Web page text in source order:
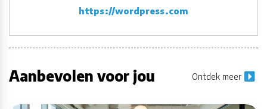
https://wordpress.com
Aanbevolen voor jou Ontdek meer